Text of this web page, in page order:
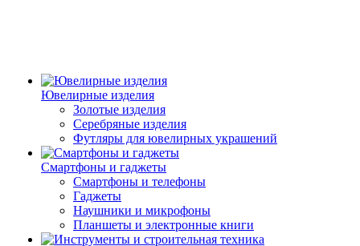
Ювелирные изделия
Золотые изделия
Серебряные изделия
Футляры для ювелирных украшений
Смартфоны и гаджеты
Смартфоны и телефоны
Гаджеты
Наушники и микрофоны
Планшеты и электронные книги